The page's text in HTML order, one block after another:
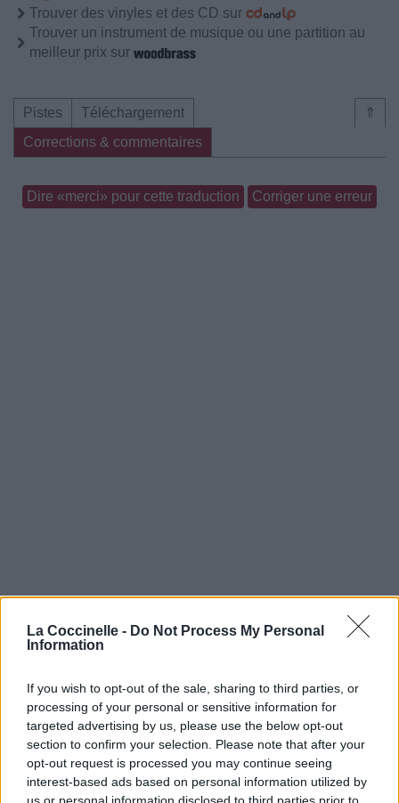
La Coccinelle - Do Not Process My Personal
Information
If you wish to opt-out of the sale, sharing to third parties, or
processing of your personal or sensitive information for
targeted advertising by us, please use the below opt-out
section to confirm your selection. Please note that after your
opt-out request is processed you may continue seeing
interest-based ads based on personal information utilized by
us or personal information disclosed to third parties prior to
Trouver des vinyles et des CD sur
Trouver un instrument de musique ou une partition au
meilleur prix sur
⇑
Pistes
Téléchargement
Corrections & commentaires
Dire «merci» pour cette traduction Corriger une erreur